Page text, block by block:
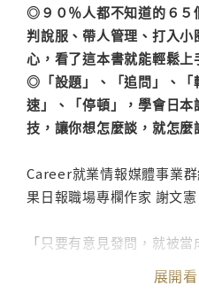
◎９０％人都不知道的６５
判說服、帶人管理、打入
心，看了這本書就能輕鬆上
◎「設題」、「追問」、「
速」、「停頓」，學會日
技，讓你想怎麼談，就怎麼
Career就業情報媒體事業
果日報職場專欄作家 謝文
「只要有意見發問，就被
「部屬每次都說不清楚，
展開